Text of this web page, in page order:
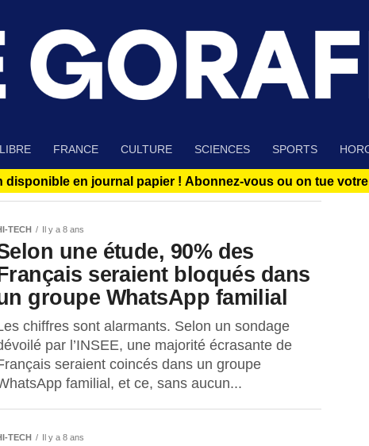
FRANCE CULTURE SCIENCES SPORTS
disponible en journal papier ! Abonnez-vous ou on tue
TECH Il y a 8 ans
une étude, 90% des
seraient bloqués dans
groupe WhatsApp familial
chiffres sont alarmants. Selon un sondage
par l’INSEE, une majorité écrasante de
seraient coincés dans un groupe
familial, et ce, sans aucun...
TECH Il y a 8 ans